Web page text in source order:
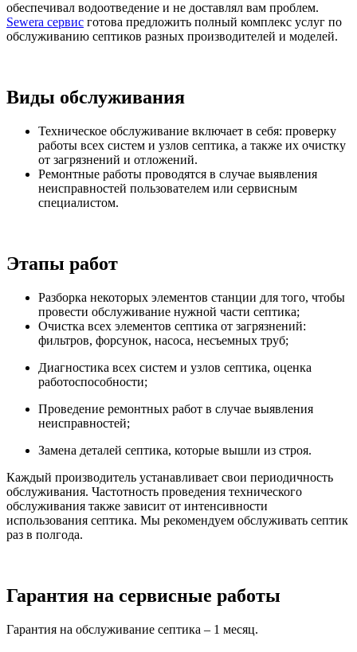
обеспечивал водоотведение и не доставлял вам проблем.
Sewera сервис готова предложить полный комплекс услуг по
обслуживанию септиков разных производителей и моделей.
Виды обслуживания
Техническое обслуживание включает в себя: проверку
работы всех систем и узлов септика, а также их очистку
от загрязнений и отложений.
Ремонтные работы проводятся в случае выявления
неисправностей пользователем или сервисным
специалистом.
Этапы работ
Разборка некоторых элементов станции для того, чтобы
провести обслуживание нужной части септика;
Очистка всех элементов септика от загрязнений:
фильтров, форсунок, насоса, несъемных труб;
Диагностика всех систем и узлов септика, оценка
работоспособности;
Проведение ремонтных работ в случае выявления
неисправностей;
Замена деталей септика, которые вышли из строя.
Каждый производитель устанавливает свои периодичность
обслуживания. Частотность проведения технического
обслуживания также зависит от интенсивности
использования септика. Мы рекомендуем обслуживать септик
раз в полгода.
Гарантия на сервисные работы
Гарантия на обслуживание септика – 1 месяц.